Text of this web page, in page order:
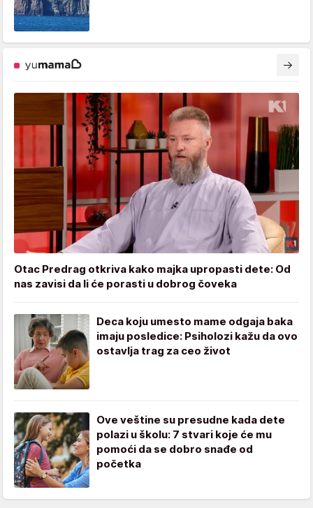
Otac Predrag otkriva kako majka upropasti dete: Od
nas zavisi da li će porasti u dobrog čoveka
Deca koju umesto mame odgaja baka
imaju posledice: Psiholozi kažu da ovo
ostavlja trag za ceo život
Ove veštine su presudne kada dete
polazi u školu: 7 stvari koje će mu
pomoći da se dobro snađe od
početka